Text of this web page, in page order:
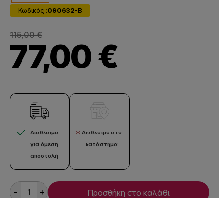
Κωδικός :090632-B
115,00 €
77,00 €
Διαθέσιμο
για άμεση
αποστολή
Διαθέσιμο στο
κατάστημα
- + Προσθήκη στο καλάθι